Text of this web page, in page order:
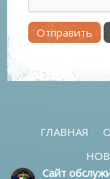
Отправить
ГЛАВНАЯ
Сайт